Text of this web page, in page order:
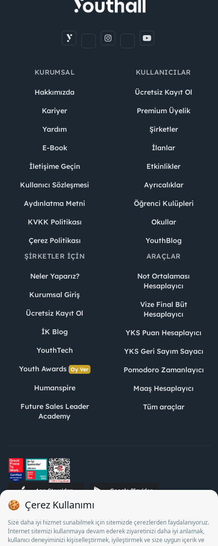
KURUMSAL
Hakkımızda
Kariyer
Yardım
E-Book
İletişime Geçin
Kullanıcı Sözleşmesi
Aydınlatma Metni
KVKK Politikası
Çerez Politikası
KULLANICILAR
Ücretsiz Kayıt Ol
Premium Üyelik
Şirketler
İlanlar
Etkinlikler
Ayrıcalıklar
Öğrenci Kulüpleri
Okullar
YouthBlog
ŞIRKETLER İÇIN
Neler Yaparız?
Kurumsal Giriş
Ücretsiz Kayıt Ol
İK Blog
YouthTech
Youth Awards Oy Ver
Humanspire
Future Sales Leader
Academy
ARAÇLAR
Not Ortalaması
Hesaplayıcı
Vize Final Büt
Hesaplayıcı
YKS Puan Hesaplayıcı
YKS Geri Sayım Sayacı
Pomodoro Zamanlayıcı
Maaş Hesaplayıcı
Tüm araçlar
STJ İnsan Kaynakları Bilişim ve Danışmanlık A.Ş. Özel İstihdam
Bürosu Olarak 13/05/2025 - 12/05/2028 tarihleri arasında